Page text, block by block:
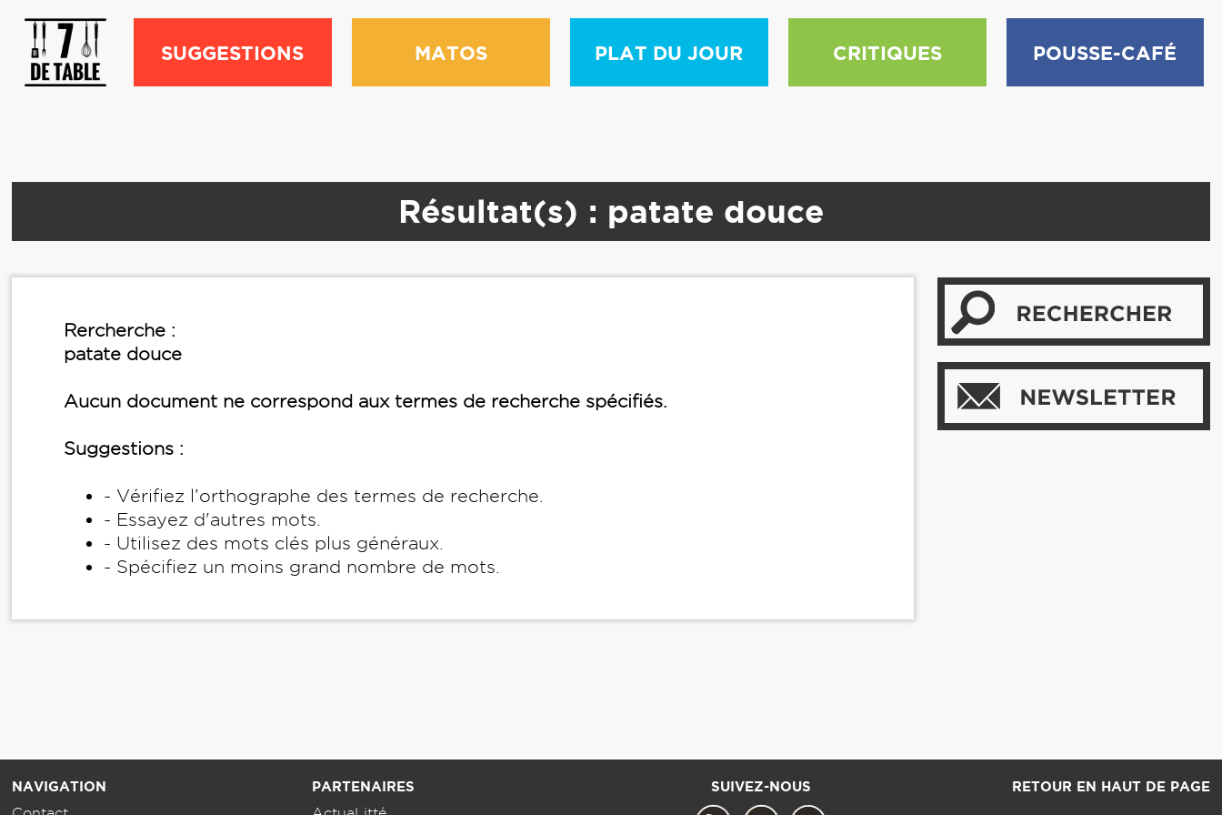
SUGGESTIONS MATOS PLAT DU JOUR CRITIQUES POUSSE-CAFÉ
Résultat(s) : patate douce
Rercherche :
patate douce
Aucun document ne correspond aux termes de recherche spécifiés.
Suggestions :
- Vérifiez l’orthographe des termes de recherche.
- Essayez d'autres mots.
- Utilisez des mots clés plus généraux.
- Spécifiez un moins grand nombre de mots.
NAVIGATION
PARTENAIRES
SUIVEZ-NOUS RETOUR EN HAUT DE PAGE